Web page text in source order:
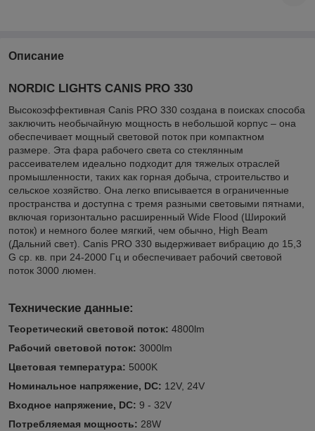
Описание
NORDIC LIGHTS CANIS PRO 330
Высокоэффективная Canis PRO 330 создана в поисках способа
заключить необычайную мощность в небольшой корпус – она
обеспечивает мощный световой поток при компактном
размере. Эта фара рабочего света со стеклянным
рассеивателем идеально подходит для тяжелых отраслей
промышленности, таких как горная добыча, строительство и
сельское хозяйство. Она легко вписывается в ограниченные
пространства и доступна с тремя разными световыми пятнами,
включая горизонтально расширенный Wide Flood (Широкий
поток) и немного более мягкий, чем обычно, High Beam
(Дальний свет). Canis PRO 330 выдерживает вибрацию до 15,3
G ср. кв. при 24-2000 Гц и обеспечивает рабочий световой
поток 3000 люмен.
Технические данные:
Теоретический световой поток: 4800lm
Рабочий световой поток: 3000lm
Цветовая температура: 5000K
Номинальное напряжение, DC: 12V, 24V
Входное напряжение, DC: 9 - 32V
Потребляемая мощность: 28W